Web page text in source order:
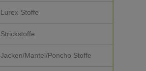
Lurex-Stoffe
Strickstoffe
Jacken/Mantel/Poncho Stoffe